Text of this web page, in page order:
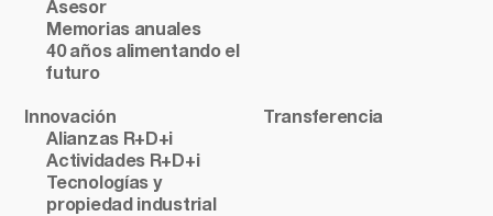
Asesor
Memorias anuales
40 años alimentando el
futuro
Innovación
Alianzas R+D+i
Actividades R+D+i
Tecnologías y
propiedad industrial
Transferencia